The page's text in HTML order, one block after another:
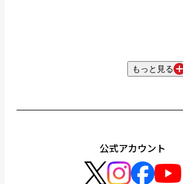
もっと見る
公式アカウント